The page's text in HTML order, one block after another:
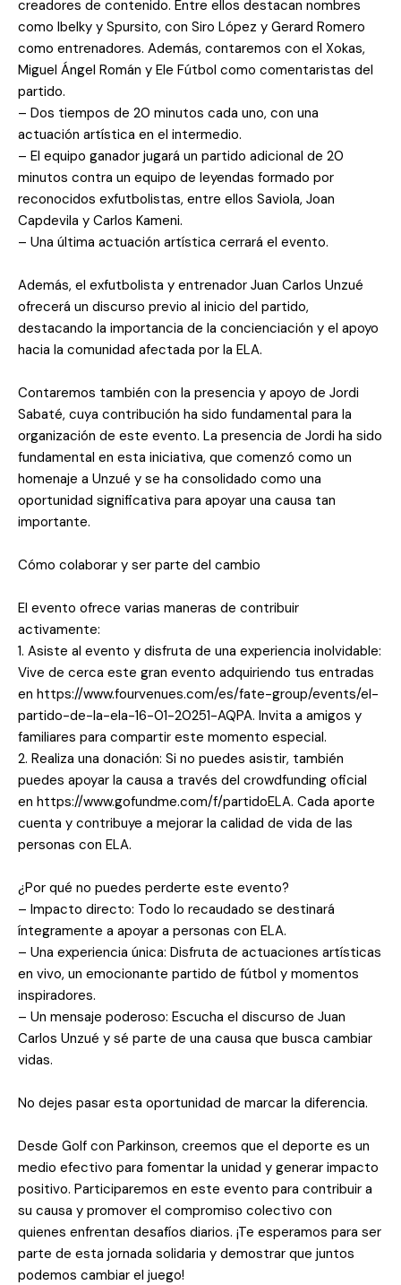
creadores de contenido. Entre ellos destacan nombres
como Ibelky y Spursito, con Siro López y Gerard Romero
como entrenadores. Además, contaremos con el Xokas,
Miguel Ángel Román y Ele Fútbol como comentaristas del
partido.
– Dos tiempos de 20 minutos cada uno, con una
actuación artística en el intermedio.
– El equipo ganador jugará un partido adicional de 20
minutos contra un equipo de leyendas formado por
reconocidos exfutbolistas, entre ellos Saviola, Joan
Capdevila y Carlos Kameni.
– Una última actuación artística cerrará el evento.
Además, el exfutbolista y entrenador Juan Carlos Unzué
ofrecerá un discurso previo al inicio del partido,
destacando la importancia de la concienciación y el apoyo
hacia la comunidad afectada por la ELA.
Contaremos también con la presencia y apoyo de Jordi
Sabaté, cuya contribución ha sido fundamental para la
organización de este evento. La presencia de Jordi ha sido
fundamental en esta iniciativa, que comenzó como un
homenaje a Unzué y se ha consolidado como una
oportunidad significativa para apoyar una causa tan
importante.
Cómo colaborar y ser parte del cambio
El evento ofrece varias maneras de contribuir
activamente:
1. Asiste al evento y disfruta de una experiencia inolvidable:
Vive de cerca este gran evento adquiriendo tus entradas
en https://www.fourvenues.com/es/fate-group/events/el-
partido-de-la-ela-16-01-20251-AQPA. Invita a amigos y
familiares para compartir este momento especial.
2. Realiza una donación: Si no puedes asistir, también
puedes apoyar la causa a través del crowdfunding oficial
en https://www.gofundme.com/f/partidoELA. Cada aporte
cuenta y contribuye a mejorar la calidad de vida de las
personas con ELA.
¿Por qué no puedes perderte este evento?
– Impacto directo: Todo lo recaudado se destinará
íntegramente a apoyar a personas con ELA.
– Una experiencia única: Disfruta de actuaciones artísticas
en vivo, un emocionante partido de fútbol y momentos
inspiradores.
– Un mensaje poderoso: Escucha el discurso de Juan
Carlos Unzué y sé parte de una causa que busca cambiar
vidas.
No dejes pasar esta oportunidad de marcar la diferencia.
Desde Golf con Parkinson, creemos que el deporte es un
medio efectivo para fomentar la unidad y generar impacto
positivo. Participaremos en este evento para contribuir a
su causa y promover el compromiso colectivo con
quienes enfrentan desafíos diarios. ¡Te esperamos para ser
parte de esta jornada solidaria y demostrar que juntos
podemos cambiar el juego!